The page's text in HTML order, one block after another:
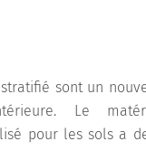
stratifié sont un
Le
pour les sols a